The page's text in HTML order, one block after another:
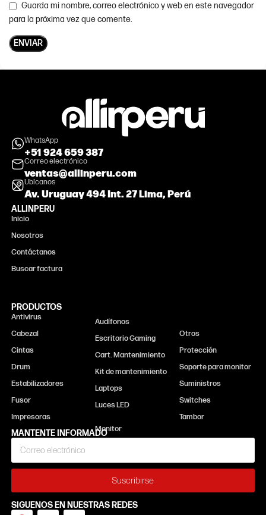
Guarda mi nombre, correo electrónico y web en este navegador
para la próxima vez que comente.
WhatsApp
+51 924 659 387
Correo electrónico
ventas@allinperu.com
Ubícanos
Av. Uruguay 494 Int. 27 Lima, Perú
ALLINPERU
Inicio
Nosotros
Contáctanos
Buscar factura
PRODUCTOS
Antivirus
Cabezal
Cintas
Drum
Estabilizadores
Fusor
Impresoras
Audífonos
Escritorio Gaming
Cart. Mantenimiento
Kit de mantenimiento
Laptops
Luces LED
Otros
Protección
Soporte para monitor
Suministros
Switches
Tambor
MANTENTE INFORMADO
Suscribirse
SIGUENOS EN NUESTRAS REDES